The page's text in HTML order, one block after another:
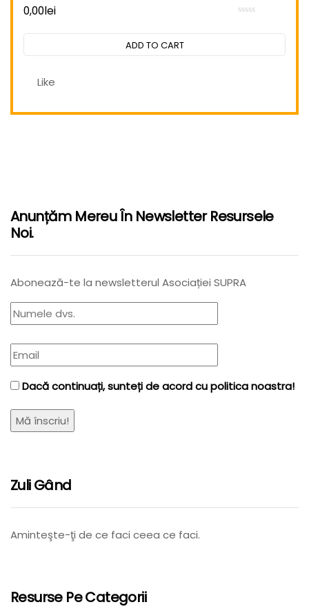
5
0,00lei
ADD TO CART
Like
Anunțăm Mereu În Newsletter Resursele
Noi.
Abonează-te la newsletterul Asociației SUPRA
Dacă continuați, sunteți de acord cu politica noastra!
Zuli Gând
Aminteşte-ţi de ce faci ceea ce faci.
Resurse Pe Categorii